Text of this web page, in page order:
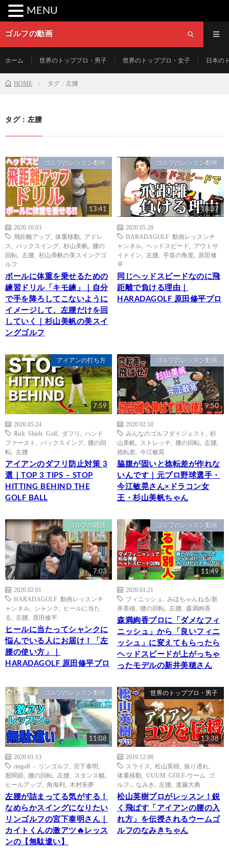
ゴルフの動画
ホーム 世界のトッププロ・男子 世界のトッププロ・女子 日本の
HOME タグ：左腰
タグ：左腰
ゴルフのレッスン動画
13:41
2020.10.03
飛距離アップ, 体重移動
アドレ
ス
バックスイング 杉山美帆
腰の
回転
左腰
杉山美帆の美スイングゴ
ルフ
ボールに体重を乗せるための
練習ドリル「キモ練」｜自分
で手を降ろしてこないように
イメージして、左腰だけを回
していく｜杉山美帆の美スイ
ングゴルフ
ゴルフのレッスン動画
18:37
2020.05.28
HARADAGOLF 動画レッスンチ
ャンネル
ヘッドスピード
アウトサ
イドイン
左腰 手首の角度
原田修
平
同じヘッドスピードなのに飛
距離で負ける理由｜
HARADAGOLF 原田修平プロ
アイアンの打ち方
7:59
2020.05.24
Rick Shiels Golf
ダフリ
ハンド
ファースト
バックスイング
腰の回
転
左腰
アイアンのダフリ防止対策 3
選｜TOP 3 TIPS – STOP
HITTING BEHIND THE
GOLF BALL
ゴルフのレッスン動画
9:50
2020.02.10
みんなのゴルフダイジェスト
杉
山美帆
ストレッチ 腰の回転 左腰
捻転差
今江敏晃
脇腹が固いと捻転差が作れな
いんです｜元プロ野球選手・
今江敏晃さん×ドラコン女
王・杉山美帆ちゃん
ゴルフの雑談
7:03
2020.02.01
HARADAGOLF 動画レッスンチ
ャンネル
シャンク
ヒールに当た
る
左腰 原田修平
ヒールに当たってシャンクに
悩んでいる人にお届け！「左
腰の使い方」｜
HARADAGOLF 原田修平プロ
ゴルフのレッスン動画
11:49
2020.01.21
フィニッシュ
みほちゃんねる/新
井美穂
腰の回転 左腰 森満絢香
森満絢香プロに「ダメなフィ
ニッシュ」から「良いフィニ
ッシュ」に変えてもらったら
ヘッドスピードが上がっちゃ
ったモデルの新井美穂さん
ゴルフのレッスン動画
11:08
2020.01.13
ringolf - リンゴルフ
宮下泰明
股関節
腰の回転 左腰 スタンス幅
ヒールアップ, 角海利 木村朱夢
左腰が詰まってる気がする！
なめらかスイングになりたい
リンゴルフの宮下泰明さん｜
カイトくんの激アツ🔥レッス
ンの【無駄遣い】
世界のトッププロ・男子
13:38
2019.12.08
スライス
松山英樹 振り遅れ
体重移動
UUUM GOLF-ウーム ゴ
ルフ-
なみき 左腰 進藤大典
松山英樹プロがレッスン！鋭
く飛ばす「アイアンの腰の入
れ方」を伝授されるウームゴ
ルフのなみきちゃん
MENU